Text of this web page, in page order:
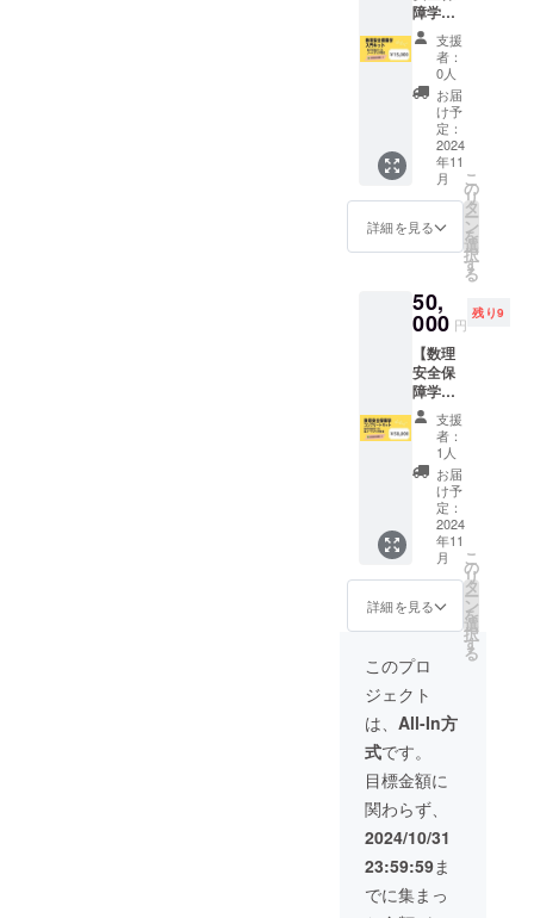
後日
メール
にてお
知らせ
致しま
す。
付され
てから
二カ月
以内に
すべて
お使い
くださ
い。
しま
す！〉
大人も
参加OK
です。
＜開催
予定＞
2024年
11月～
12月の5
日間
開催予
県つく
ば市内
ルミカ
フェ」
で開催
しま
す。 住
所：〒
305-
0041
茨城県
つくば
市上広
岡407-1
※会場ま
での交
負担と
す。 ＜
所要時
日全日
程チ
ケット
です。
約2時間
＜料金
＞
障学入
門キッ
トコー
ス】 感
謝の気
持ちを
込め
て！ ・
感謝の
メール
・ス
テッ
カー1枚
ズ） ・
最新の
研究を
まとめ
たpdf
ファイ
ル ・今
回のセ
ミナー
に用い
たシ
ミュ
レー
ション
Mathe
matica
ファイ
ち入門
に必要
なもの
・60分
オンラ
イン意
見交換
チケッ
様分、
有効期
限 送
支援
者：
0人
お届
け予
定：
2024
年11
月
詳細を見る
こ
の
リ
タ
ー
ン
を
選
択
す
る
50,
000 円
残り9
【数理
安全保
障学コ
ンプ
リート
キット
コー
ス】 感
謝の気
持ちを
込め
て！ ・
感謝の
メール
・ス
カー1枚
（名刺
サイ
ズ） ・
最新の
研究を
まとめ
たpdf
ファイ
ル ・今
回のセ
ミナー
に用い
たすべ
支援
者：
1人
お届
け予
定：
2024
年11
月
詳細を見る
こ
の
リ
タ
ー
ン
を
選
択
す
る
このプロ
ジェクト
は、 All-In方
式です。
目標金額に
関わらず、
2024/10/31
23:59:59ま
でに集まっ